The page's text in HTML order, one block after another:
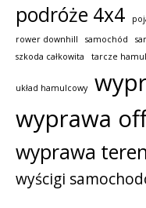
podróże 4x4
rower downhill
samochód
szkoda całkowita
tarcze
układ hamulcowy
wyprawa
wyprawa
wyścigi